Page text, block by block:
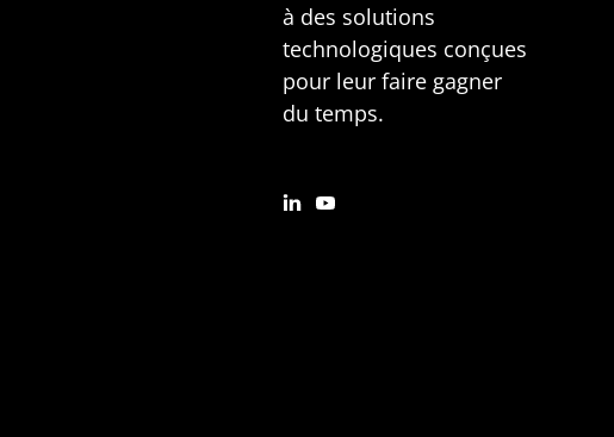
à des solutions
technologiques conçues
pour leur faire gagner
du temps.